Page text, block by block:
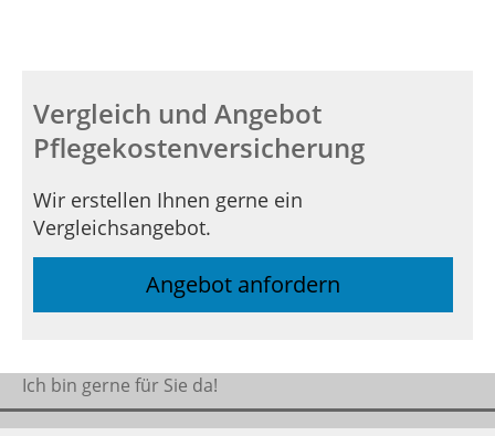
Vergleich und Angebot
Pflegekostenversicherung
Wir erstellen Ihnen gerne ein
Vergleichsangebot.
Angebot anfordern
Ich bin gerne für Sie da!